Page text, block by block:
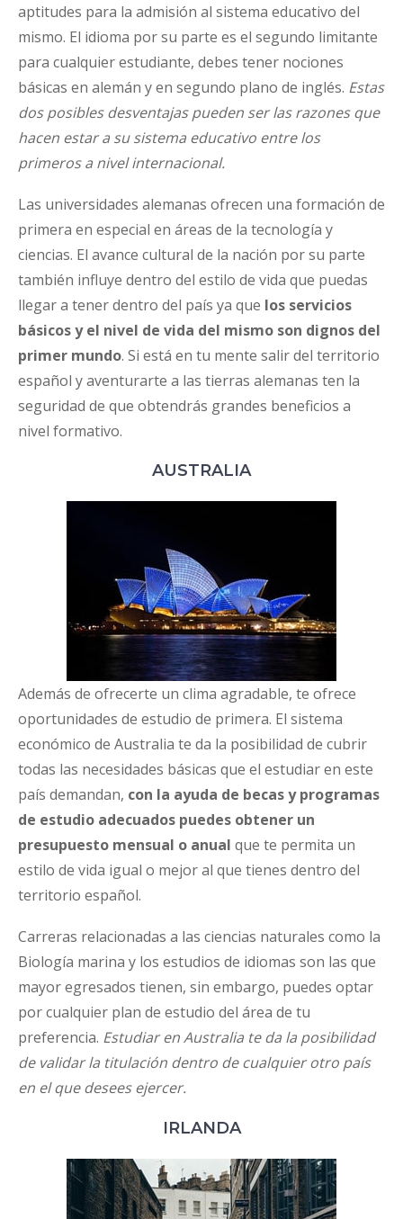
aptitudes para la admisión al sistema educativo del
mismo. El idioma por su parte es el segundo limitante
para cualquier estudiante, debes tener nociones
básicas en alemán y en segundo plano de inglés. Estas
dos posibles desventajas pueden ser las razones que
hacen estar a su sistema educativo entre los
primeros a nivel internacional.
Las universidades alemanas ofrecen una formación de
primera en especial en áreas de la tecnología y
ciencias. El avance cultural de la nación por su parte
también influye dentro del estilo de vida que puedas
llegar a tener dentro del país ya que los servicios
básicos y el nivel de vida del mismo son dignos del
primer mundo. Si está en tu mente salir del territorio
español y aventurarte a las tierras alemanas ten la
seguridad de que obtendrás grandes beneficios a
nivel formativo.
AUSTRALIA
Además de ofrecerte un clima agradable, te ofrece
oportunidades de estudio de primera. El sistema
económico de Australia te da la posibilidad de cubrir
todas las necesidades básicas que el estudiar en este
país demandan, con la ayuda de becas y programas
de estudio adecuados puedes obtener un
presupuesto mensual o anual que te permita un
estilo de vida igual o mejor al que tienes dentro del
territorio español.
Carreras relacionadas a las ciencias naturales como la
Biología marina y los estudios de idiomas son las que
mayor egresados tienen, sin embargo, puedes optar
por cualquier plan de estudio del área de tu
preferencia. Estudiar en Australia te da la posibilidad
de validar la titulación dentro de cualquier otro país
en el que desees ejercer.
IRLANDA